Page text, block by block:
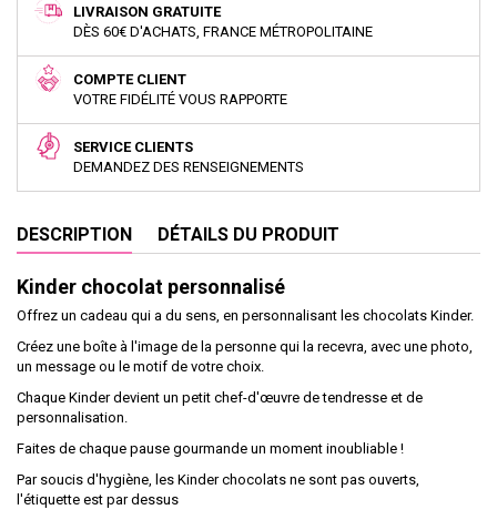
LIVRAISON GRATUITE
DÈS 60€ D'ACHATS, FRANCE MÉTROPOLITAINE
COMPTE CLIENT
VOTRE FIDÉLITÉ VOUS RAPPORTE
SERVICE CLIENTS
DEMANDEZ DES RENSEIGNEMENTS
DESCRIPTION DÉTAILS DU PRODUIT
Kinder chocolat personnalisé
Offrez un cadeau qui a du sens, en personnalisant les chocolats Kinder.
Créez une boîte à l'image de la personne qui la recevra, avec une photo,
un message ou le motif de votre choix.
Chaque Kinder devient un petit chef-d'œuvre de tendresse et de
personnalisation.
Faites de chaque pause gourmande un moment inoubliable !
Par soucis d'hygiène, les Kinder chocolats ne sont pas ouverts,
l'étiquette est par dessus